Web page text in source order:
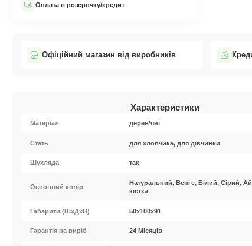
Оплата в розсрочку/кредит
Офіційний магазин від виробників
Характеристики
Матеріал деревʼяні
Стать для хлопчика, для дівчинки
Шухляда так
Основний колір
Натуральний, Венге, Білий, Сірий,
кістка
Габарити (ШxДхВ) 50х100х91
Гарантія на виріб 24 Місяців